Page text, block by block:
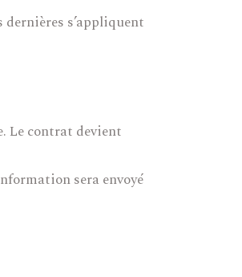
s’appliquent
Le contrat devient
sera envoyé